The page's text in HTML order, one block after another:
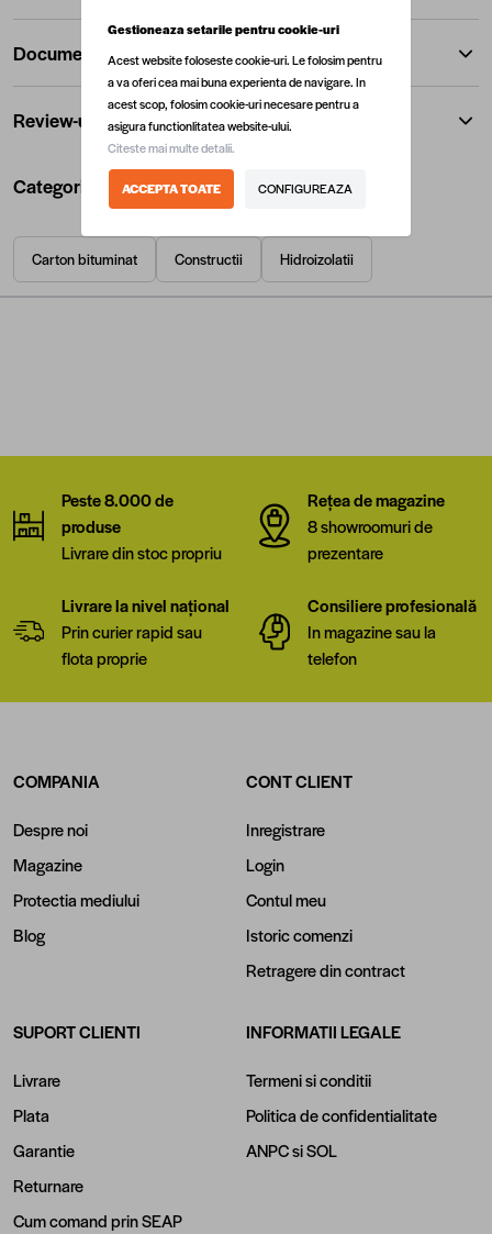
Documente
Review-uri
Categorii utile
Carton bituminat Constructii Hidroizolatii
Peste 8.000 de
produse
Livrare din stoc propriu
Rețea de magazine
8 showroomuri de
prezentare
Livrare la nivel național
Prin curier rapid sau
flota proprie
Consiliere profesională
In magazine sau la
telefon
COMPANIA
Despre noi
Magazine
Protectia mediului
Blog
CONT CLIENT
Inregistrare
Login
Contul meu
Istoric comenzi
Retragere din contract
SUPORT CLIENTI
Livrare
Plata
Garantie
Returnare
Cum comand prin SEAP
INFORMATII LEGALE
Termeni si conditii
Politica de confidentialitate
ANPCsiSOL
Gestioneaza setarile pentru cookie-uri
Acest website foloseste cookie-uri. Le folosim pentru
a va oferi cea mai buna experienta de navigare. In
acest scop, folosim cookie-uri necesare pentru a
asigura functionlitatea website-ului.
Citeste mai multe detalii.
ACCEPTA TOATE CONFIGUREAZA